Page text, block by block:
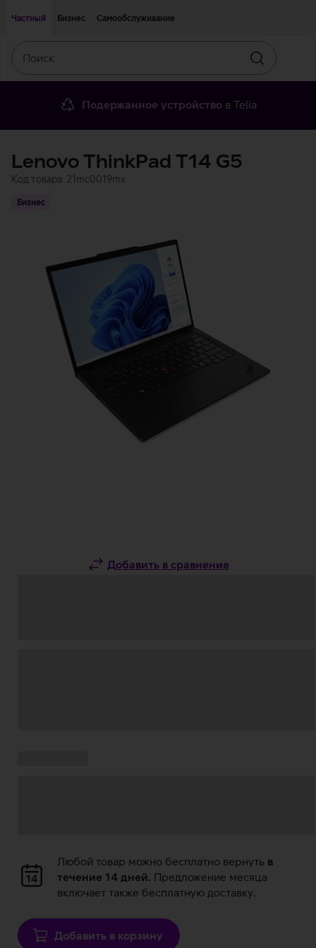
Частный
Бизнес Самообслуживание
Искать
Подержанное устройство в Telia
Lenovo ThinkPad T14 G5
Код товара: 21mc0019mx
Бизнес
Добавить в сравнение
Загрузка
данных
Любой товар можно бесплатно вернуть в
течение 14 дней. Предложение месяца
включает также бесплатную доставку.
Добавить в корзину